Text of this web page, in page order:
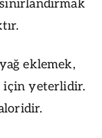
eklemek,
için yeterlidir.